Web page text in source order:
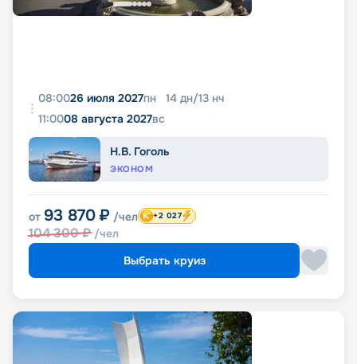
08:0026 июля 2027пн 14 дн/13 нч
11:0008 августа 2027вс
Н.В. Гоголь
ЭКОНОМ
от 93 870 ₽ /чел
104 300₽ /чел
+2 027
Выбрать круиз